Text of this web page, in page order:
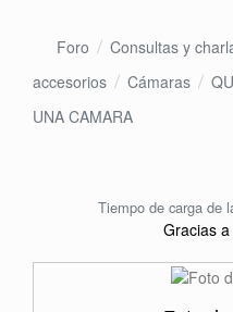
Foro Consultas y
accesorios
Cámaras
UNA CAMARA
Tiempo de carga de
Gracias a